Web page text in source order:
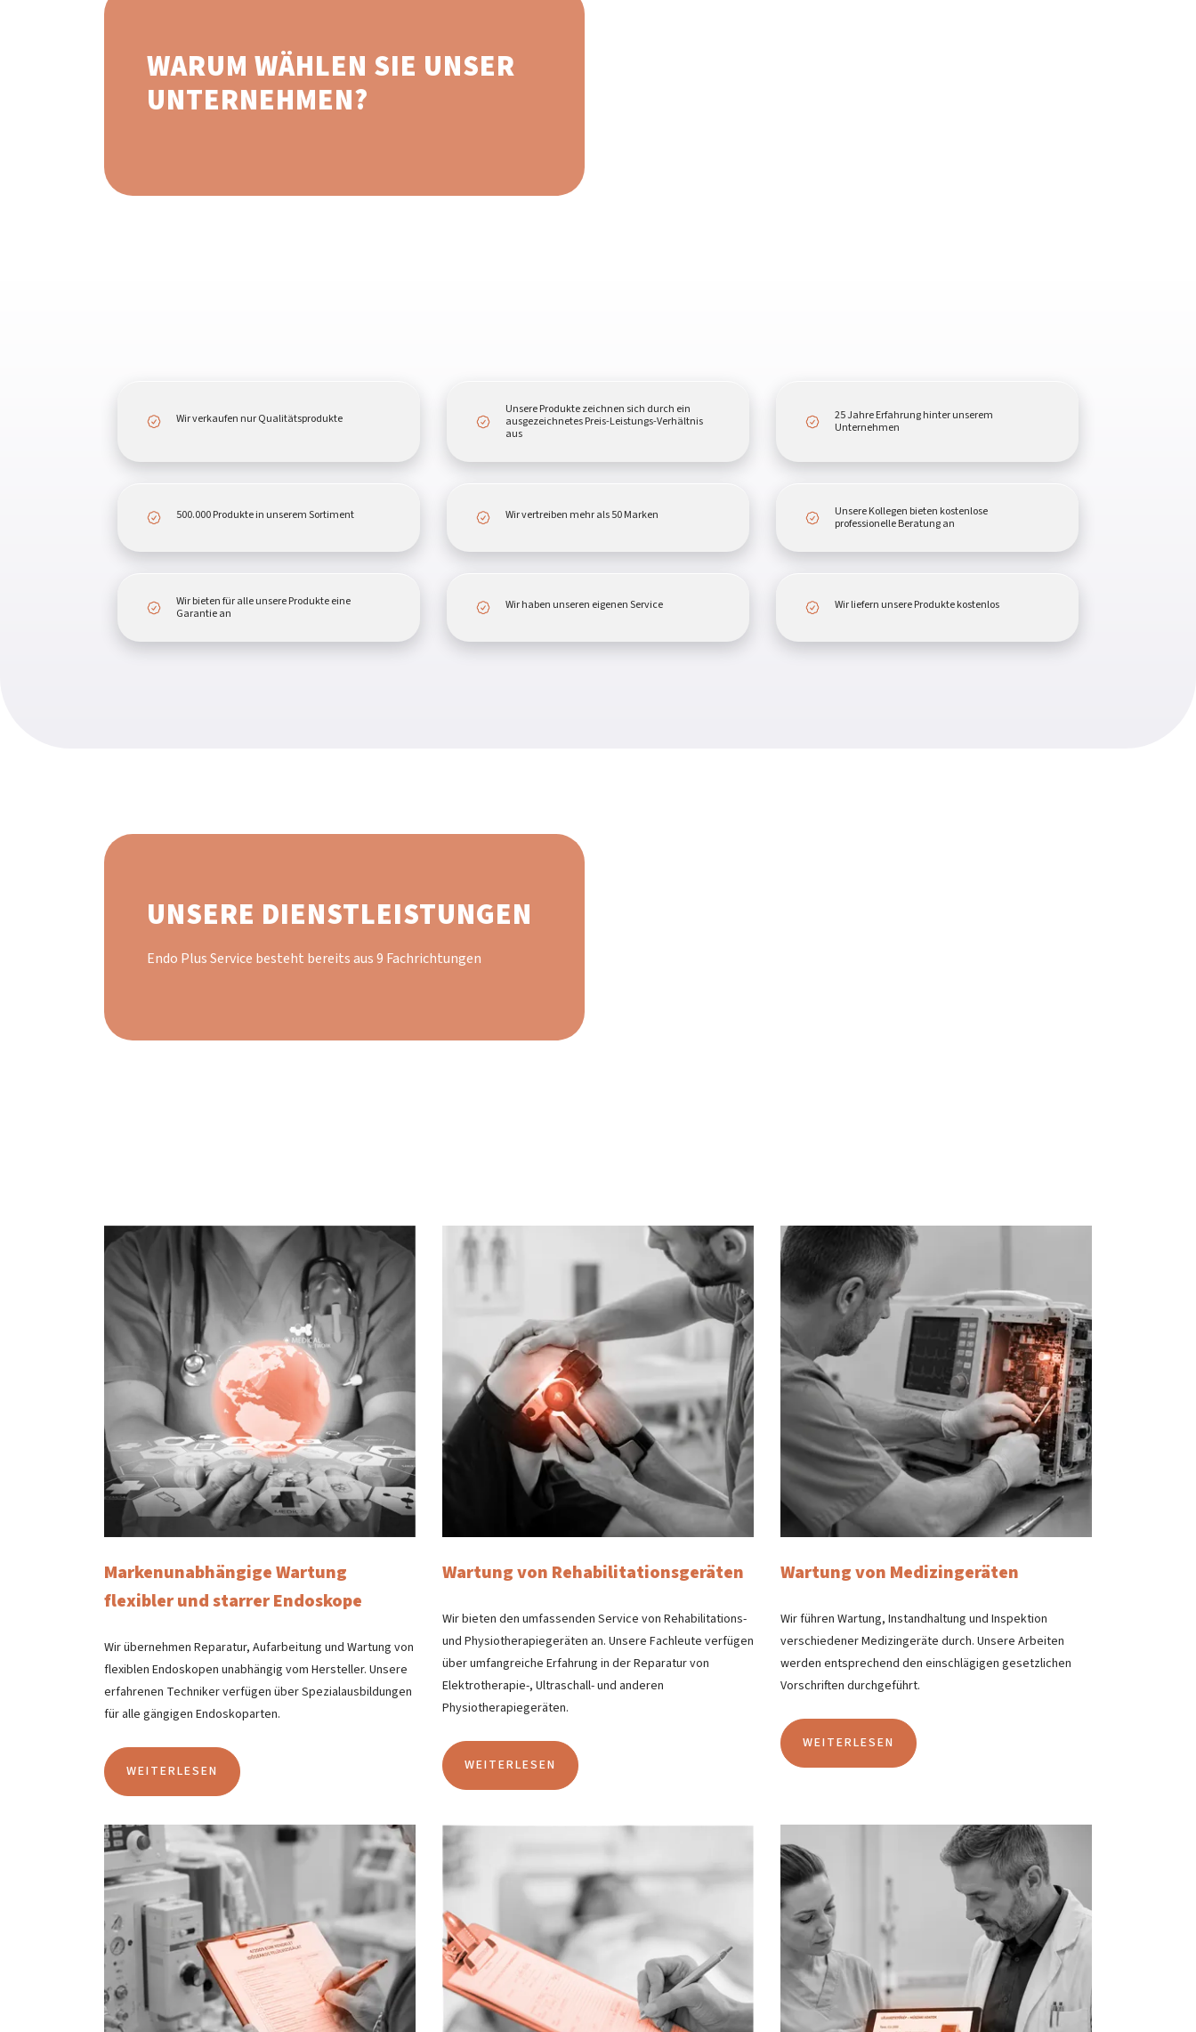
WARUM WÄHLEN SIE UNSER
UNTERNEHMEN?
Wir verkaufen nur Qualitätsprodukte
Unsere Produkte zeichnen sich durch ein
ausgezeichnetes Preis-Leistungs-Verhältnis
aus
25 Jahre Erfahrung hinter unserem
Unternehmen
500.000 Produkte in unserem Sortiment Wir vertreiben mehr als 50 Marken
Unsere Kollegen bieten kostenlose
professionelle Beratung an
Wir bieten für alle unsere Produkte eine
Garantie an
Wir haben unseren eigenen Service Wir liefern unsere Produkte kostenlos
UNSERE DIENSTLEISTUNGEN
Endo Plus Service besteht bereits aus 9 Fachrichtungen
Markenunabhängige Wartung
flexibler und starrer Endoskope
Wir übernehmen Reparatur, Aufarbeitung und Wartung von
flexiblen Endoskopen unabhängig vom Hersteller. Unsere
erfahrenen Techniker verfügen über Spezialausbildungen
für alle gängigen Endoskoparten.
WEITERLESEN
Wartung von Rehabilitationsgeräten
Wir bieten den umfassenden Service von Rehabilitations-
und Physiotherapiegeräten an. Unsere Fachleute verfügen
über umfangreiche Erfahrung in der Reparatur von
Elektrotherapie-, Ultraschall- und anderen
Physiotherapiegeräten.
WEITERLESEN
Wartung von Medizingeräten
Wir führen Wartung, Instandhaltung und Inspektion
verschiedener Medizingeräte durch. Unsere Arbeiten
werden entsprechend den einschlägigen gesetzlichen
Vorschriften durchgeführt.
WEITERLESEN